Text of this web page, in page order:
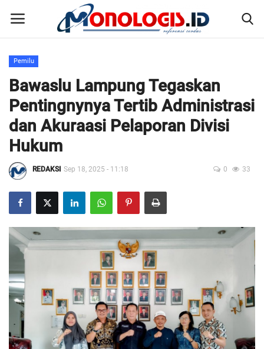
Home
Kontak
Disclaimer
Susunan Redaksi
Pedoman Pemberitaan Media Siber
Nusantara
Galeri
Regional
Pendidikan
Pemilu
Bawaslu Lampung Tegaskan
Pentingnynya Tertib Administrasi
dan Akuraasi Pelaporan Divisi
Hukum
REDAKSI Sep 18, 2025 - 11:18 0 33